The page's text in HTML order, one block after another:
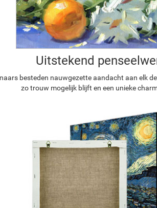
Uitstekend
besteden nauwgezette aandacht aan elk
zo trouw mogelijk blijft en een unieke